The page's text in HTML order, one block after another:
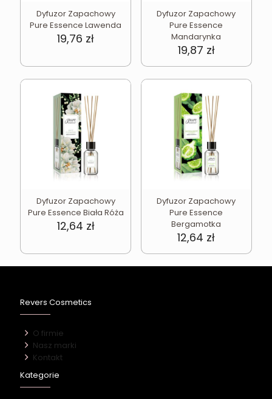
Dyfuzor Zapachowy
Pure Essence Lawenda
19,76 zł
Dyfuzor Zapachowy
Pure Essence
Mandarynka
19,87 zł
Dyfuzor Zapachowy
Pure Essence Biała Róża
12,64 zł
Dyfuzor Zapachowy
Pure Essence
Bergamotka
12,64 zł
Revers Cosmetics
O firmie
Nasz marki
Kontakt
Kategorie